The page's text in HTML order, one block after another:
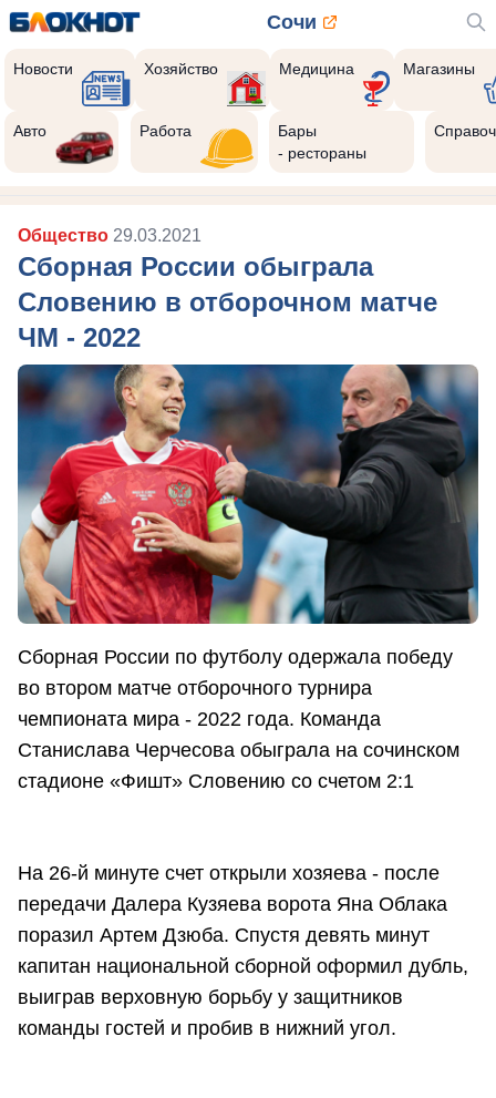
Сочи
Новости Хозяйство Медицина Магазины
Авто Работа
Бары
- рестораны
Общество 29.03.2021
Сборная России обыграла
Словению в отборочном матче
ЧМ - 2022
Сборная России по футболу одержала победу
во втором матче отборочного турнира
чемпионата мира - 2022 года. Команда
Станислава Черчесова обыграла на сочинском
стадионе «Фишт» Словению со счетом 2:1
На 26-й минуте счет открыли хозяева - после
передачи Далера Кузяева ворота Яна Облака
поразил Артем Дзюба. Спустя девять минут
капитан национальной сборной оформил дубль,
выиграв верховную борьбу у защитников
команды гостей и пробив в нижний угол.